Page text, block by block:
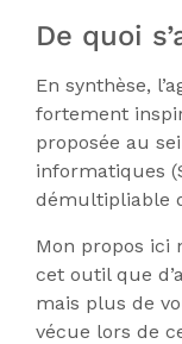
De quoi
En synthèse,
fortement
proposée au
informatiques
démultipliable
Mon propos ici
cet outil que
mais plus de
vécue lors de